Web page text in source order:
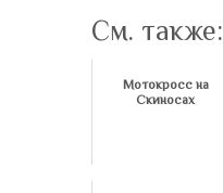
См. также:
Мотокросс на
Скиносах